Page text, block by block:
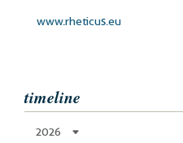
www.rheticus.eu
timeline
2026